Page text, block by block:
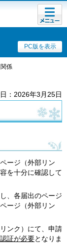
PC版を表示
メニュ
ー
係
：2026年3月25日
ージ（外部リン
を十分に確認して
、各届出のページ
ージ（外部リン
ンク）にて、申請
証が必要となりま